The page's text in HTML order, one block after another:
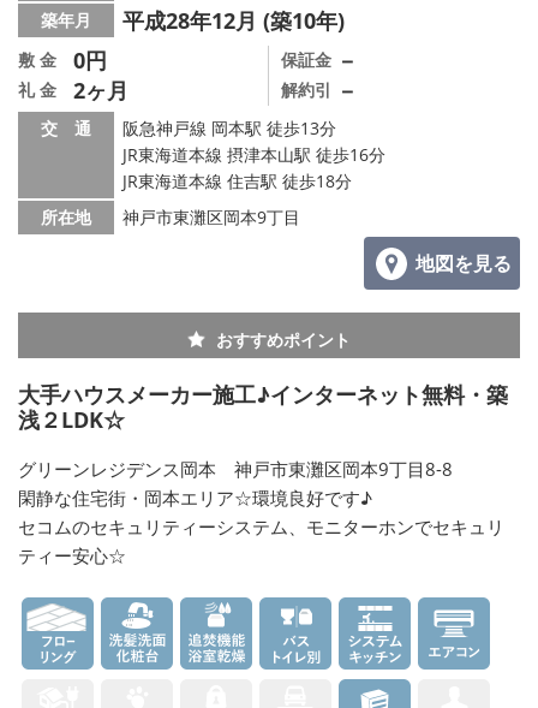
築年月 平成28年12月 (築10年)
敷 金 0円
礼 金 2ヶ月
保証金 －
解約引 －
交 通
阪急神戸線 岡本駅 徒歩13分
JR東海道本線 摂津本山駅 徒歩16分
JR東海道本線 住吉駅 徒歩18分
所在地
神戸市東灘区岡本9丁目
地図を見る
おすすめポイント
大手ハウスメーカー施工♪インターネット無料・築
浅２LDK☆
グリーンレジデンス岡本 神戸市東灘区岡本9丁目8-8
閑静な住宅街・岡本エリア☆環境良好です♪
セコムのセキュリティーシステム、モニターホンでセキュリ
ティー安心☆